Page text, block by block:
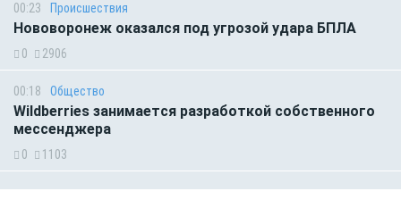
00:23 Происшествия
Нововоронеж оказался под угрозой удара БПЛА
0 2906
00:18 Общество
Wildberries занимается разработкой собственного
мессенджера
0 1103